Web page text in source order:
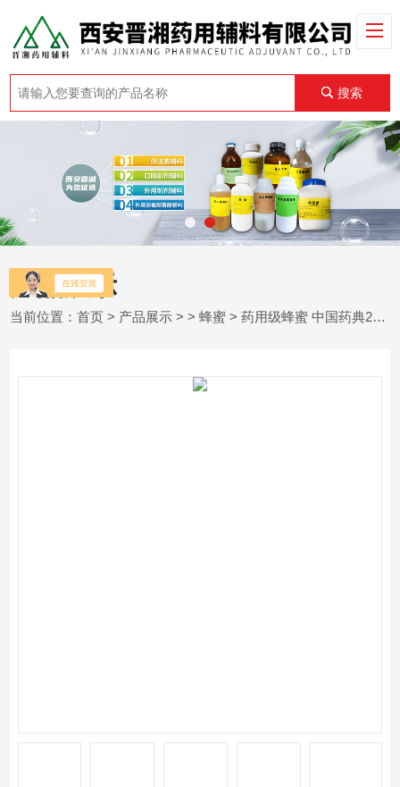
搜索
产品展示
当前位置：首页 > 产品展示 > >蜂蜜 > 药用级蜂蜜 中国药典2020版四部 备案A状态